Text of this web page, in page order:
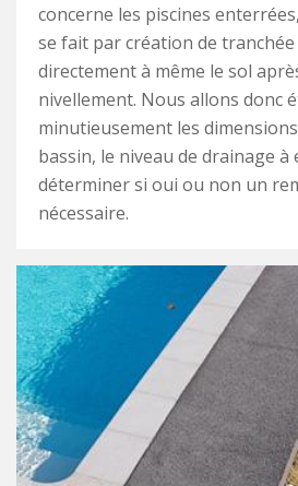
concerne les piscines
se fait par création de
directement à même le sol
nivellement. Nous allons donc
minutieusement les
bassin, le niveau de drainage
déterminer si oui ou non un
nécessaire.